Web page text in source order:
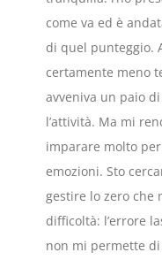
come va ed è
di quel punteggio.
certamente meno
avveniva un paio
l’attività. Ma mi
imparare molto
emozioni. Sto
gestire lo zero che
difficoltà: l’errore
non mi permette